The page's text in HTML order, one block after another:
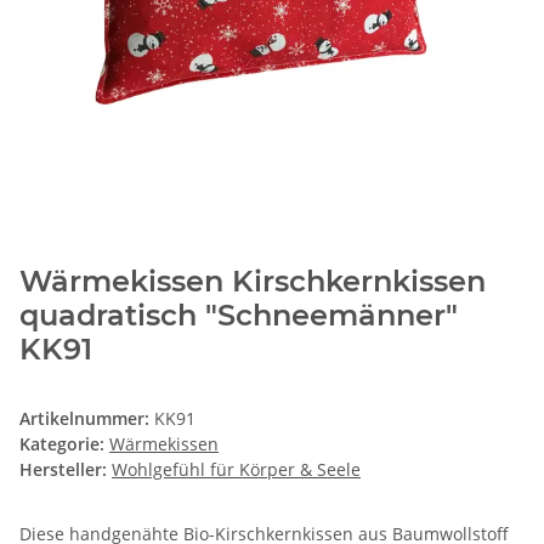
Wärmekissen Kirschkernkissen
quadratisch "Schneemänner"
KK91
Artikelnummer: KK91
Kategorie: Wärmekissen
Hersteller: Wohlgefühl für Körper & Seele
Diese handgenähte Bio-Kirschkernkissen aus Baumwollstoff